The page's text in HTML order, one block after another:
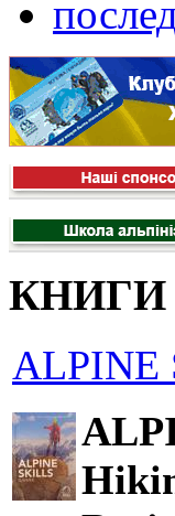
КНИГИ
ALPINE